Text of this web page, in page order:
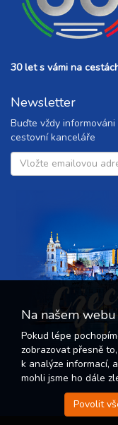
30 let s vámi na
Newsletter
Buďte vždy
cestovní kanceláře
Na našem
Pokud lépe
zobrazovat přesně
k analýze informací,
mohli jsme ho dále
Povolit